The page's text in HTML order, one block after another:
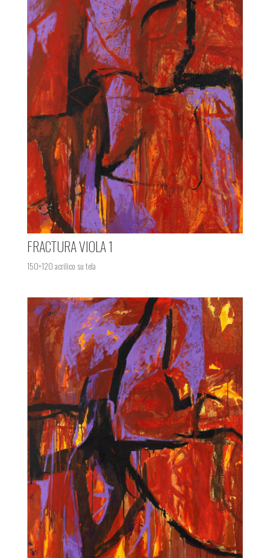
FRACTURA VIOLA 1
150×120 acrilico su tela